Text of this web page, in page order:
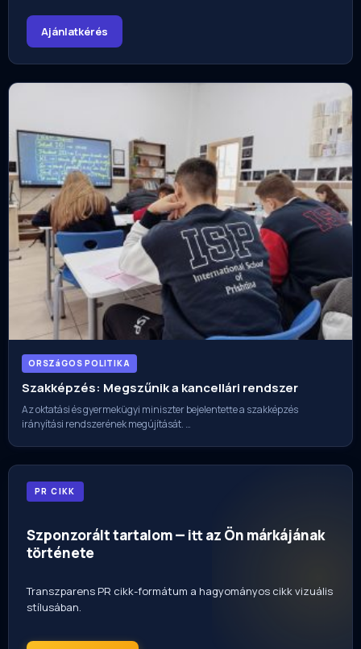
Ajánlatkérés
ORSZáGOS POLITIKA
Szakképzés: Megszűnik a kancellári rendszer
Az oktatási és gyermekügyi miniszter bejelentette a szakképzés
irányítási rendszerének megújítását. …
PR CIKK
Szponzorált tartalom — itt az Ön márkájának
története
Transzparens PR cikk-formátum a hagyományos cikk vizuális
stílusában.